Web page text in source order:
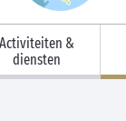
Activiteiten &
diensten